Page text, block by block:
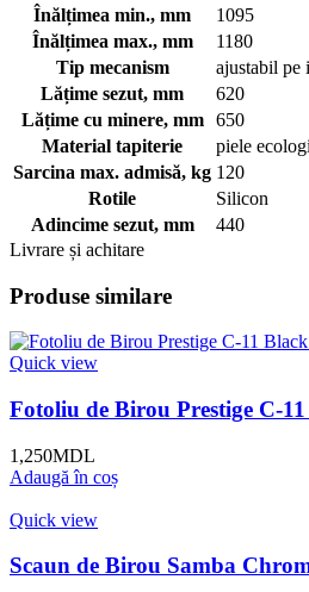
Înălțimea min., mm
1095
Înălțimea max., mm
1180
Tip mecanism
ajustabil pe
Lățime sezut, mm
620
Lățime cu minere, mm
650
Material tapiterie
piele
Sarcina max. admisă, kg 120
Rotile
Silicon
Adincime sezut, mm
440
Livrare și achitare
Produse similare
Quick view
Fotoliu de Birou Prestige C-
1,250MDL
Adaugă în coș
Quick view
Scaun de Birou Samba